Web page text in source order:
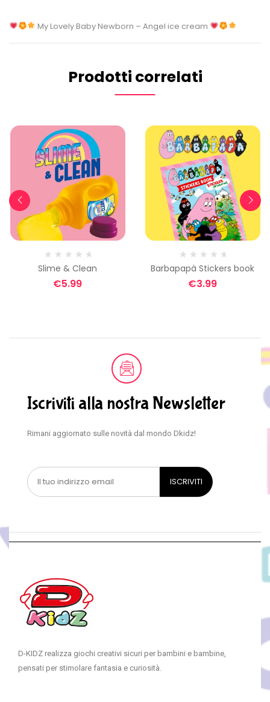
My Lovely Baby Newborn – Angel ice cream
Prodotti correlati
Slime & Clean
€5.99
Barbapapà Stickers book
€3.99
Iscriviti alla nostra Newsletter
Rimani aggiornato sulle novità dal mondo Dkidz!
D-KIDZ realizza giochi creativi sicuri per bambini e bambine,
pensati per stimolare fantasia e curiosità.